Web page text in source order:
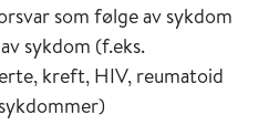
som følge av sykdom
sykdom (f.eks.
kreft, HIV, reumatoid